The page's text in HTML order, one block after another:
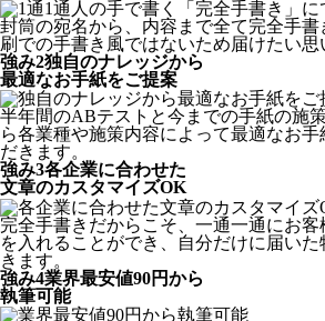
封筒の宛名から、内容まで全て完全手
刷での手書き風ではないため届けたい思
強み2独自のナレッジから
最適なお手紙をご提案
半年間のABテストと今までの手紙の施
ら各業種や施策内容によって最適なお
だきます。
強み3各企業に合わせた
文章のカスタマイズOK
完全手書きだからこそ、一通一通にお
を入れることができ、自分だけに届い
きます。
強み4業界最安値90円から
執筆可能